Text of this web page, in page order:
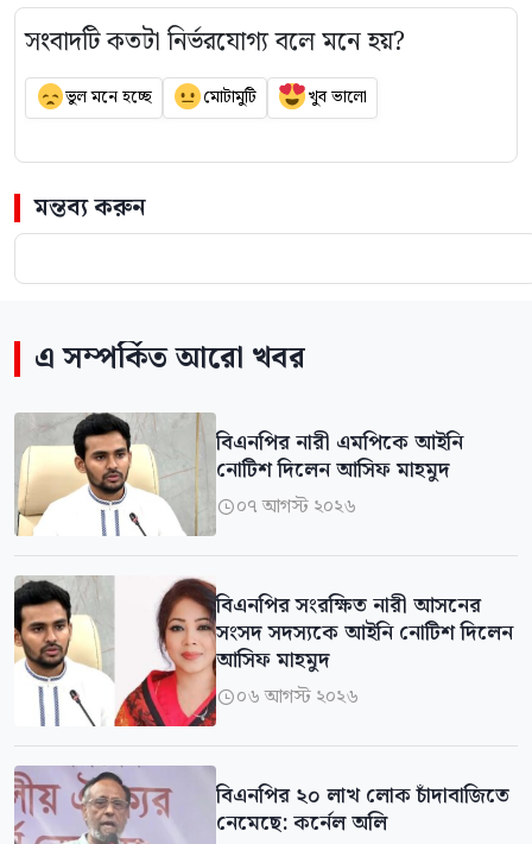
সংবাদটি কতটা নির্ভরযোগ্য বলে মনে হয়?
ভুল মনে হচ্ছে মোটামুটি খুব ভালো
মন্তব্য করুন
এ সম্পর্কিত আরো খবর
বিএনপির নারী এমপিকে আইনি
নোটিশ দিলেন আসিফ মাহমুদ
০৭ আগস্ট ২০২৬
বিএনপির সংরক্ষিত নারী আসনের
সংসদ সদস্যকে আইনি নোটিশ দিলেন
আসিফ মাহমুদ
০৬ আগস্ট ২০২৬
বিএনপির ২০ লাখ লোক চাঁদাবাজিতে
নেমেছে: কর্নেল অলি